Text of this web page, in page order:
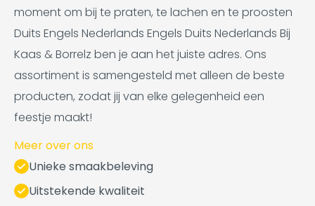
moment om bij te praten, te lachen en te proosten
Duits Engels Nederlands Engels Duits Nederlands Bij
Kaas & Borrelz ben je aan het juiste adres. Ons
assortiment is samengesteld met alleen de beste
producten, zodat jij van elke gelegenheid een
feestje maakt!
Meer over ons
Unieke smaakbeleving
Uitstekende kwaliteit